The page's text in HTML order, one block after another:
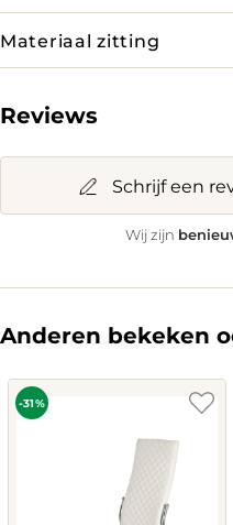
Materiaal zitting
Reviews
Schrijf een
Wij zijn
Anderen bekeken
-31%